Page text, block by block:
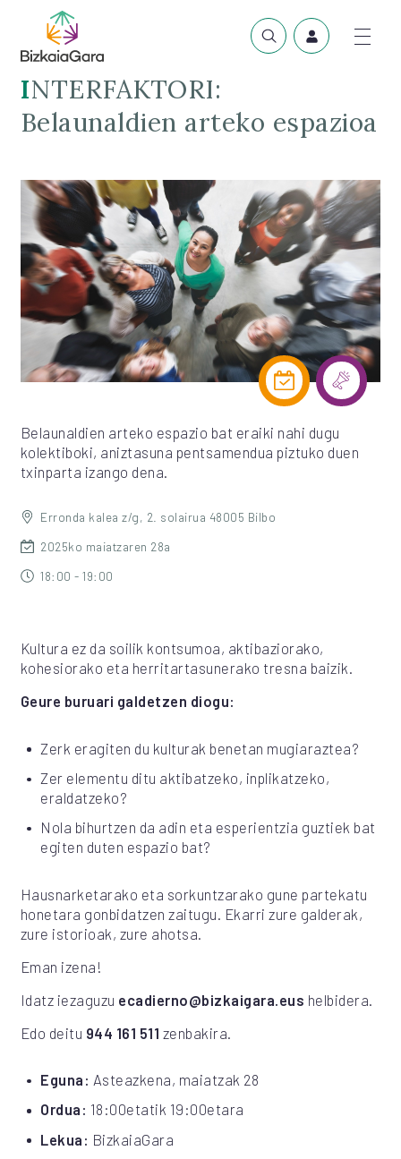
INTERFAKTORI:
Belaunaldien arteko espazioa
Belaunaldien arteko espazio bat eraiki nahi dugu
kolektiboki, aniztasuna pentsamendua piztuko duen
txinparta izango dena.
Erronda kalea z/g, 2. solairua 48005 Bilbo
2025ko maiatzaren 28a
18:00 - 19:00
Kultura ez da soilik kontsumoa, aktibaziorako,
kohesiorako eta herritartasunerako tresna baizik.
Geure buruari galdetzen diogu:
Zerk eragiten du kulturak benetan mugiaraztea?
Zer elementu ditu aktibatzeko, inplikatzeko,
eraldatzeko?
Nola bihurtzen da adin eta esperientzia guztiek bat
egiten duten espazio bat?
Hausnarketarako eta sorkuntzarako gune partekatu
honetara gonbidatzen zaitugu. Ekarri zure galderak,
zure istorioak, zure ahotsa.
Eman izena!
Idatz iezaguzu ecadierno@bizkaigara.eus helbidera.
Edo deitu 944 161 511 zenbakira.
Eguna: Asteazkena, maiatzak 28
Ordua: 18:00etatik 19:00etara
Lekua: BizkaiaGara